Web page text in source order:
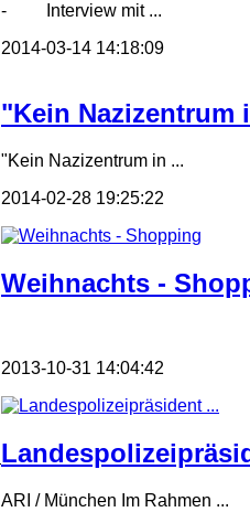
- Interview mit ...
2014-03-14 14:18:09
"Kein Nazizentrum
"Kein Nazizentrum in ...
2014-02-28 19:25:22
Weihnachts -
2013-10-31 14:04:42
ARI / München Im Rahmen ...